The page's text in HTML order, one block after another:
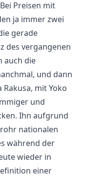
Preisen mit
ja immer zwei
gerade
des vergangenen
auch die
und dann
mit Yoko
und
Ihn aufgrund
nationalen
während der
wieder in
einer